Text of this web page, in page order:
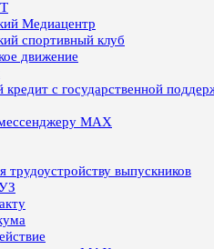
Медиацентр
спортивный клуб
движение
кредит с государственной
MAX
трудоустройству выпускников